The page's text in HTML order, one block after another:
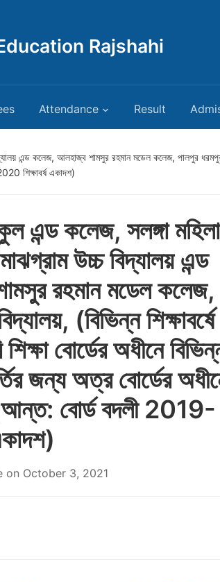
Rajshahi
Attendance Result
এন্ড কলেজ, আলহাজ্ব শামসুর রহমান মডেল কলেজ, পালপুর ধরমপুর
শিক্ষাবর্ষ একাদশ)
এন্ড কলেজ, সলঙ্গা মহিলা
উচ্চ বিদ্যালয় এন্ড
রহমান মডেল কলেজ,
(বিভিন্ন শিক্ষাবর্ষে
বোর্ডের অধীনে
জন্য অত্র বোর্ডের
বোর্ড বদলী 2019-
on October 3, 2021